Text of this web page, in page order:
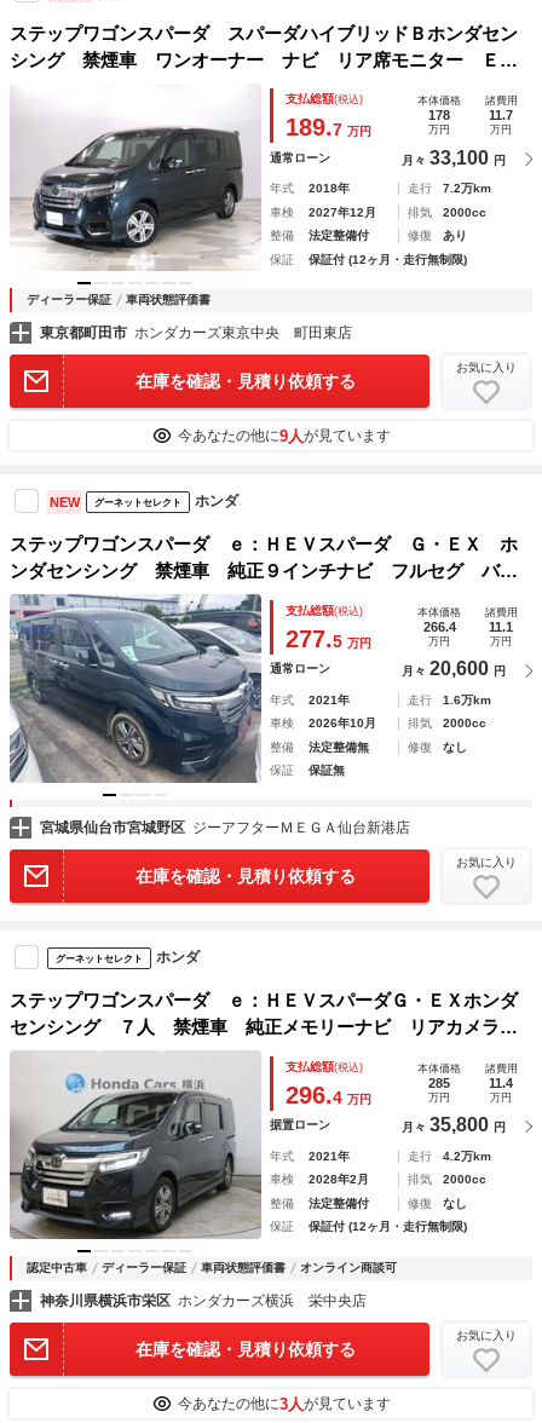
ステップワゴンスパーダ スパーダハイブリッドＢホンダセン
シング 禁煙車 ワンオーナー ナビ リア席モニター ＥＴ
Ｃ リアカメラ 両側パワースライドドア ＣＤ／ＤＶＤ再
生 フルセグＴＶ ＵＳＢ Ｂｌｕｅｔｏｏｔｈ Ａｐｐｌｅ
ＣａｒＰｌａｙ ドアバイザー ＬＥＤライト
支払総額(税込)
189.7 万円
本体価格
178
万円
諸費用
11.7
万円
通常ローン 月々 33,100 円
年式 2018年 走行
7.2万km
車検
2027年12月 排気
2000cc
整備
法定整備付 修復
あり
保証
保証付 (12ヶ月・走行無制限)
ディーラー保証 車両状態評価書
東京都町田市 ホンダカーズ東京中央 町田東店
在庫を確認・見積り依頼する
お気に入り
今あなたの他に9人が見ています
NEW グーネットセレクト ホンダ
ステップワゴンスパーダ ｅ：ＨＥＶスパーダ Ｇ・ＥＸ ホ
ンダセンシング 禁煙車 純正９インチナビ フルセグ バッ
クカメラ ホンダセンシング アダプティブクルーズコントロ
ール 両側電動スライドドア シートヒーター レーンアシス
ト オートマチックハイビーム ＨＤＭＩ ＥＴＣ
支払総額(税込)
277.5 万円
本体価格
266.4
万円
諸費用
11.1
万円
通常ローン 月々 20,600 円
年式 2021年 走行
1.6万km
車検
2026年10月 排気
2000cc
整備
法定整備無 修復
なし
保証
保証無
宮城県仙台市宮城野区 ジーアフターＭＥＧＡ仙台新港店
在庫を確認・見積り依頼する
お気に入り
グーネットセレクト ホンダ
ステップワゴンスパーダ ｅ：ＨＥＶスパーダＧ・ＥＸホンダ
センシング ７人 禁煙車 純正メモリーナビ リアカメラ
ミュージックサーバー フルセグＴＶ ＥＴＣ トリプルゾー
ンエアコン 純正アルミ ドアバイザー 両側電動スライドド
ア シートヒーター ワンオーナ車 両自動ドア
支払総額(税込)
296.4 万円
本体価格
285
万円
諸費用
11.4
万円
据置ローン 月々 35,800 円
年式 2021年 走行
4.2万km
車検
2028年2月 排気
2000cc
整備
法定整備付 修復
なし
保証
保証付 (12ヶ月・走行無制限)
認定中古車 ディーラー保証 車両状態評価書 オンライン商談可
神奈川県横浜市栄区 ホンダカーズ横浜 栄中央店
在庫を確認・見積り依頼する
お気に入り
今あなたの他に3人が見ています